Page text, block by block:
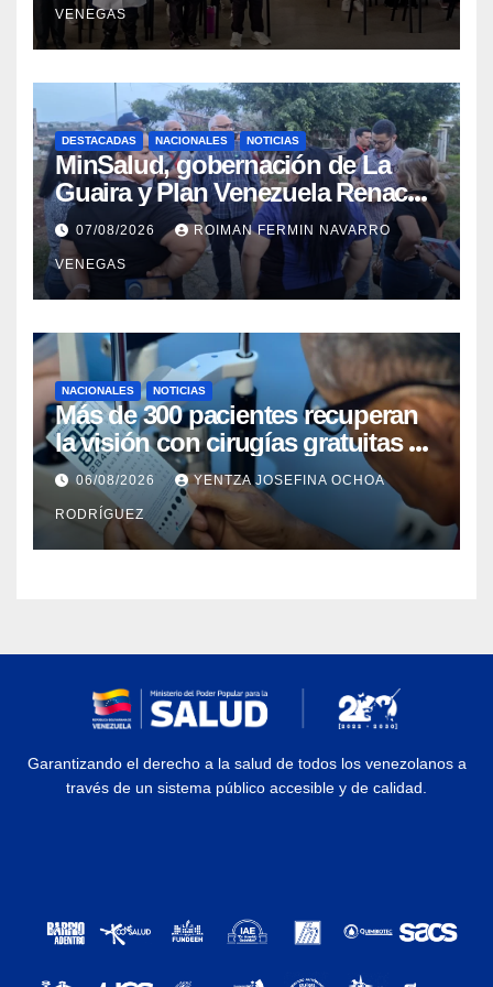
VENEGAS
DESTACADAS NACIONALES NOTICIAS
MinSalud, gobernación de La
Guaira y Plan Venezuela Renace
iniciaron la rehabilitación integral
del Centro Psicofamiliar El Niño y
el Mar
07/08/2026 ROIMAN FERMIN NAVARRO
VENEGAS
NACIONALES NOTICIAS
Más de 300 pacientes recuperan
la visión con cirugías gratuitas de
cataratas en Zulia
06/08/2026 YENTZA JOSEFINA OCHOA
RODRÍGUEZ
Garantizando el derecho a la salud de todos los venezolanos a
través de un sistema público accesible y de calidad.